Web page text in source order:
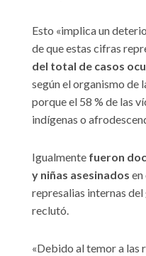
Esto «implica un
de que estas cifras
del total de casos
según el organismo de
porque el 58 % de las
indígenas o
Igualmente fueron
y niñas asesinados
represalias internas
reclutó.
«Debido al temor a las